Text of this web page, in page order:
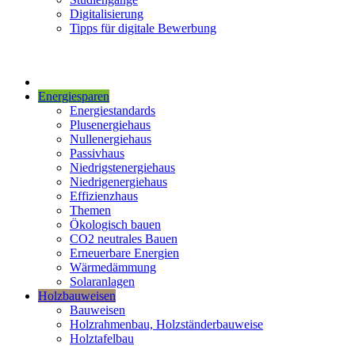
Digitalisierung
Tipps für digitale Bewerbung
Energiesparen
Energiestandards
Plusenergiehaus
Nullenergiehaus
Passivhaus
Niedrigstenergiehaus
Niedrigenergiehaus
Effizienzhaus
Themen
Ökologisch bauen
CO2 neutrales Bauen
Erneuerbare Energien
Wärmedämmung
Solaranlagen
Holzbauweisen
Bauweisen
Holzrahmenbau, Holzständerbauweise
Holztafelbau